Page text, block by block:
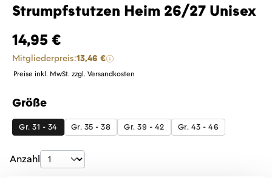
Strumpfstutzen Heim 26/27 Unisex
14,95 €
Mitgliederpreis:13,46 €
Preise inkl. MwSt. zzgl. Versandkosten
Größe
auswählen
Gr. 31 - 34 Gr. 35 - 38 Gr. 39 - 42 Gr. 43 - 46
Produkt Anzahl: Gib den gewünschten
Anzahl